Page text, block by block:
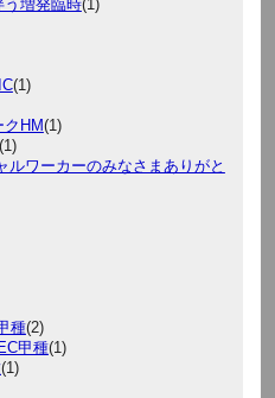
う増発臨時(1)
(1)
HM(1)
(1)
ルワーカーのみなさまありがと
種(2)
甲種(1)
(1)